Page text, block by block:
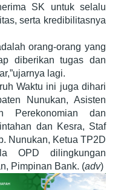
SK untuk selalu
serta kredibilitasnya
orang-orang yang
diberikan tugas dan
lagi.
Waktu ini juga dihari
Nunukan, Asisten
Perekonomian dan
dan Kesra, Staf
Nunukan, Ketua TP2D
OPD dilingkungan
Pimpinan Bank. (adv)